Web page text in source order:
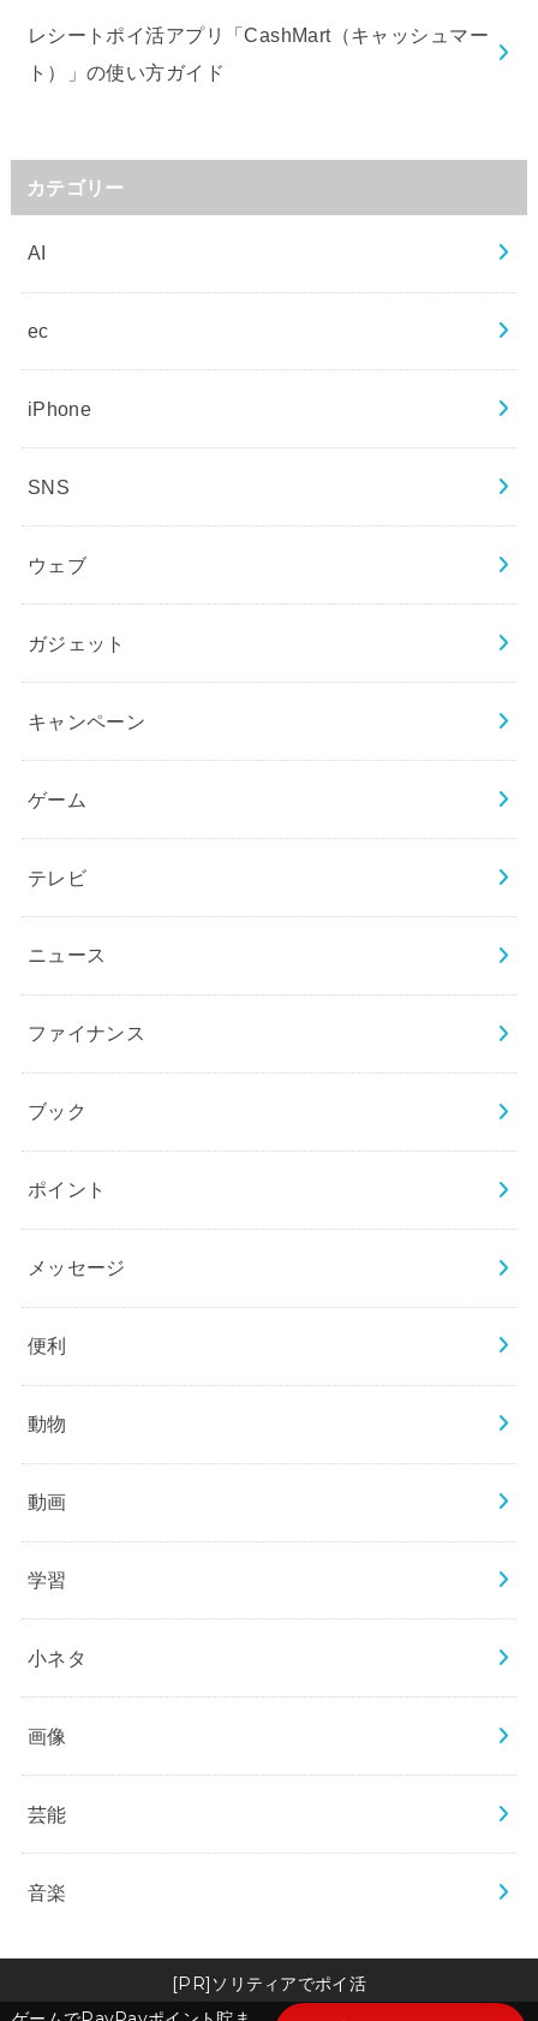
レシートポイ活アプリ「CashMart（キャッシュマー
ト）」の使い方ガイド
カテゴリー
AI
ec
iPhone
SNS
ウェブ
ガジェット
キャンペーン
ゲーム
テレビ
ニュース
ファイナンス
ブック
ポイント
メッセージ
便利
動物
動画
学習
小ネタ
画像
芸能
音楽
[PR]ソリティアでポイ活